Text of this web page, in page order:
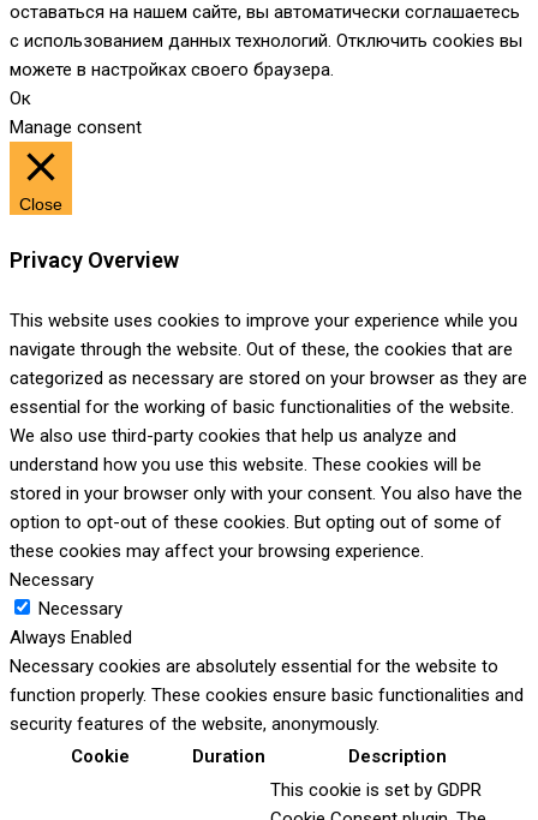
оставаться на нашем сайте, вы автоматически соглашаетесь
с использованием данных технологий. Отключить cookies вы
можете в настройках своего браузера.
Ок
Manage consent
Close
Privacy Overview
This website uses cookies to improve your experience while you
navigate through the website. Out of these, the cookies that are
categorized as necessary are stored on your browser as they are
essential for the working of basic functionalities of the website.
We also use third-party cookies that help us analyze and
understand how you use this website. These cookies will be
stored in your browser only with your consent. You also have the
option to opt-out of these cookies. But opting out of some of
these cookies may affect your browsing experience.
Necessary
Necessary
Always Enabled
Necessary cookies are absolutely essential for the website to
function properly. These cookies ensure basic functionalities and
security features of the website, anonymously.
Cookie
Duration Description
This cookie is set by GDPR